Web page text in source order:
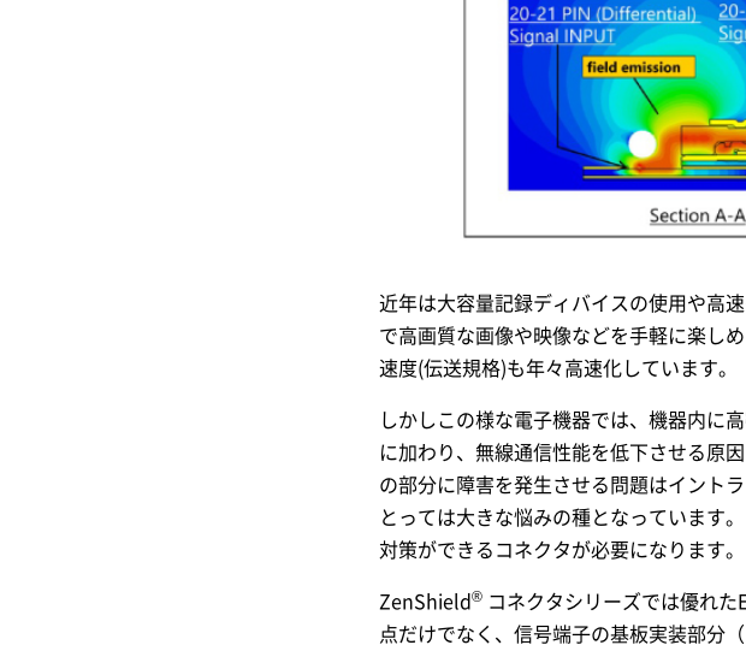
近年は大容量記録ディバイスの使用や高
で高画質な画像や映像などを手軽に楽し
速度(伝送規格)も年々高速化しています。
しかしこの様な電子機器では、機器内に
に加わり、無線通信性能を低下させる原
の部分に障害を発生させる問題はイント
とっては大きな悩みの種となっています
対策ができるコネクタが必要になります。
ZenShield® コネクタシリーズでは優れ
点だけでなく、信号端子の基板実装部分